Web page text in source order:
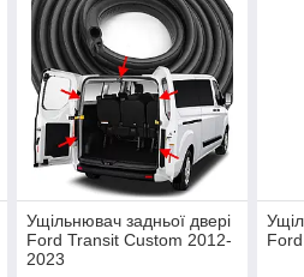
Ущільнювач задньої двері
Ford Transit Custom 2012-
2023